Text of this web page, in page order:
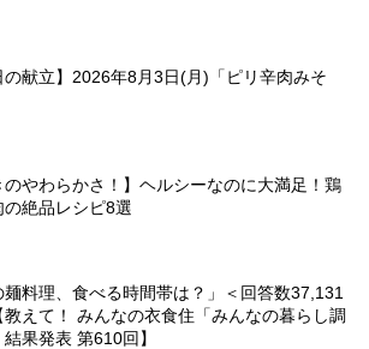
の献立】2026年8月3日(月)「ピリ辛肉みそ
のやわらかさ！】ヘルシーなのに大満足！鶏
の絶品レシピ8選
麺料理、食べる時間帯は？」＜回答数37,131
教えて！ みんなの衣食住「みんなの暮らし調
果発表 第610回】